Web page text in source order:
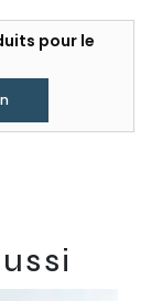
pour le